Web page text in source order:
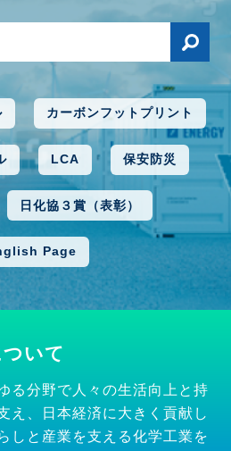
カーボンフットプリント
LCA 保安防災
日化協３賞（表彰）
Page
いて
る分野で人々の生活向上と持
え、日本経済に大きく貢献し
しと産業を支える化学工業を